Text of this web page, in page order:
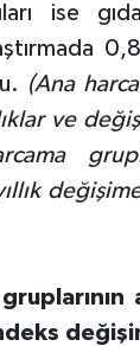
ise
(Ana
ve